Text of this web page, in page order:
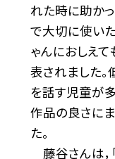
れた時に助かっ
で大切に使いた
ゃんにおしえ
表されました
を話す児童が
作品の良さに
た。
藤谷さんは，